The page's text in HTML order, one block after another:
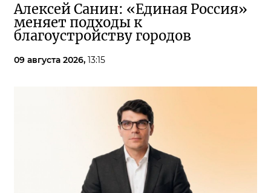
Алексей Санин: «Единая Россия»
меняет подходы к
благоустройству городов
09 августа 2026, 13:15